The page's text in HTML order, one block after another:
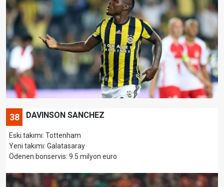
38 DAVINSON SANCHEZ
Eski takımı: Tottenham
Yeni takımı: Galatasaray
Ödenen bonservis: 9.5 milyon euro